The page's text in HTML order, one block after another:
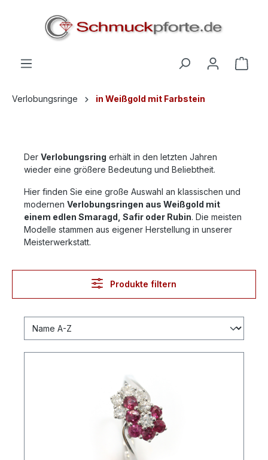
springen
Verlobungsringe in Weißgold mit Farbstein
Der Verlobungsring erhält in den letzten Jahren
wieder eine größere Bedeutung und Beliebtheit.
Hier finden Sie eine große Auswahl an klassischen und
modernen Verlobungsringen aus Weißgold mit
einem edlen Smaragd, Safir oder Rubin. Die meisten
Modelle stammen aus eigener Herstellung in unserer
Meisterwerkstatt.
Produkte filtern